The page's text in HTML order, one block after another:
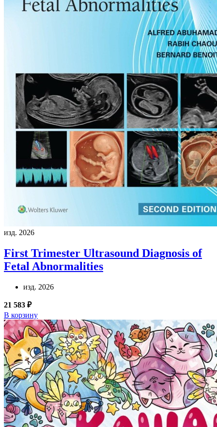
изд. 2026
First Trimester Ultrasound Diagnosis of
Fetal Abnormalities
изд. 2026
21 583 ₽
В корзину